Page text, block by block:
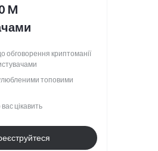
M
обговорення криптоманії
топовими
цікавить